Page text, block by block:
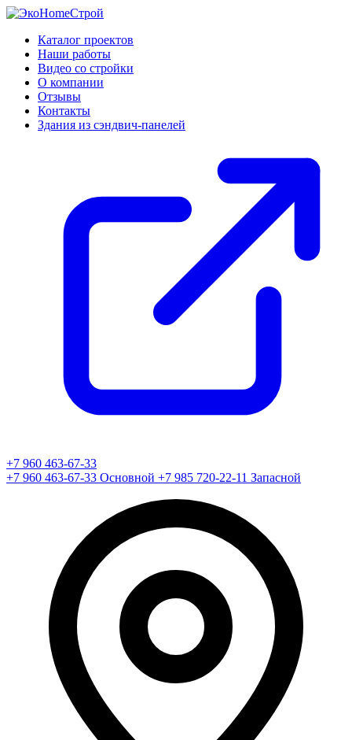
Каталог проектов
Наши работы
Видео со стройки
О компании
Отзывы
Контакты
Здания из сэндвич-панелей
+7 960 463-67-33
+7 960 463-67-33 Основной +7 985 720-22-11 Запасной